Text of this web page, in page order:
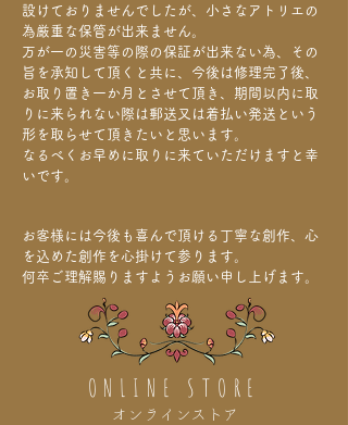
設けておりませんでしたが、小さなアトリエの
為厳重な保管が出来ません。
万が一の災害等の際の保証が出来ない為、その
旨を承知して頂くと共に、今後は修理完了後、
お取り置き一か月とさせて頂き、期間以内に 取
りに来られない際は郵送又は着払い発送という
形を取らせて頂きたいと思います。
なるべくお早めに取りに来ていただけますと幸
いです。
お客様には今後も喜んで頂ける丁寧な創作、心
を込めた創作を心掛けて参ります。
何卒ご理解賜りますようお願い申し上げます。
ONLINE STORE
オンラインストア